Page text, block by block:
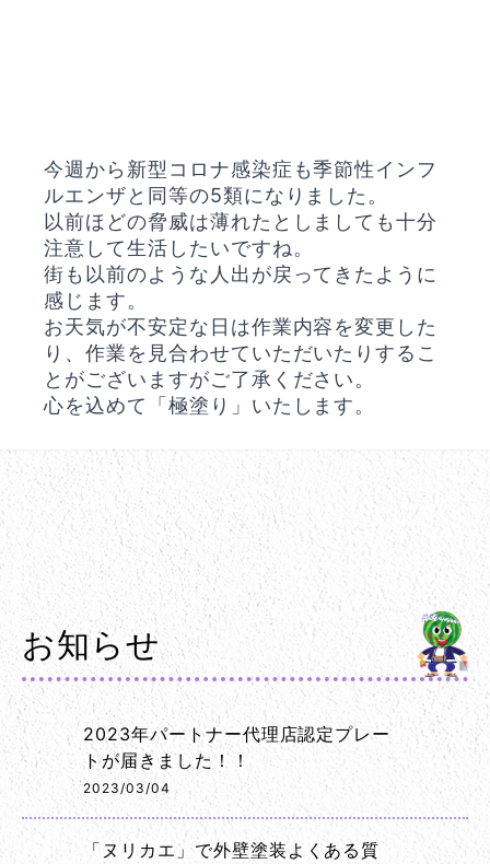
今週から新型コロナ感染症も季節性インフ
ルエンザと同等の5類になりました。
以前ほどの脅威は薄れたとしましても十分
注意して生活したいですね。
街も以前のような人出が戻ってきたように
感じます。
お天気が不安定な日は作業内容を変更した
り、作業を見合わせていただいたりするこ
とがございますがご了承ください。
心を込めて「極塗り」いたします。
お知らせ
2023年パートナー代理店認定プレー
トが届きました！！
2023/03/04
「ヌリカエ」で外壁塗装よくある質